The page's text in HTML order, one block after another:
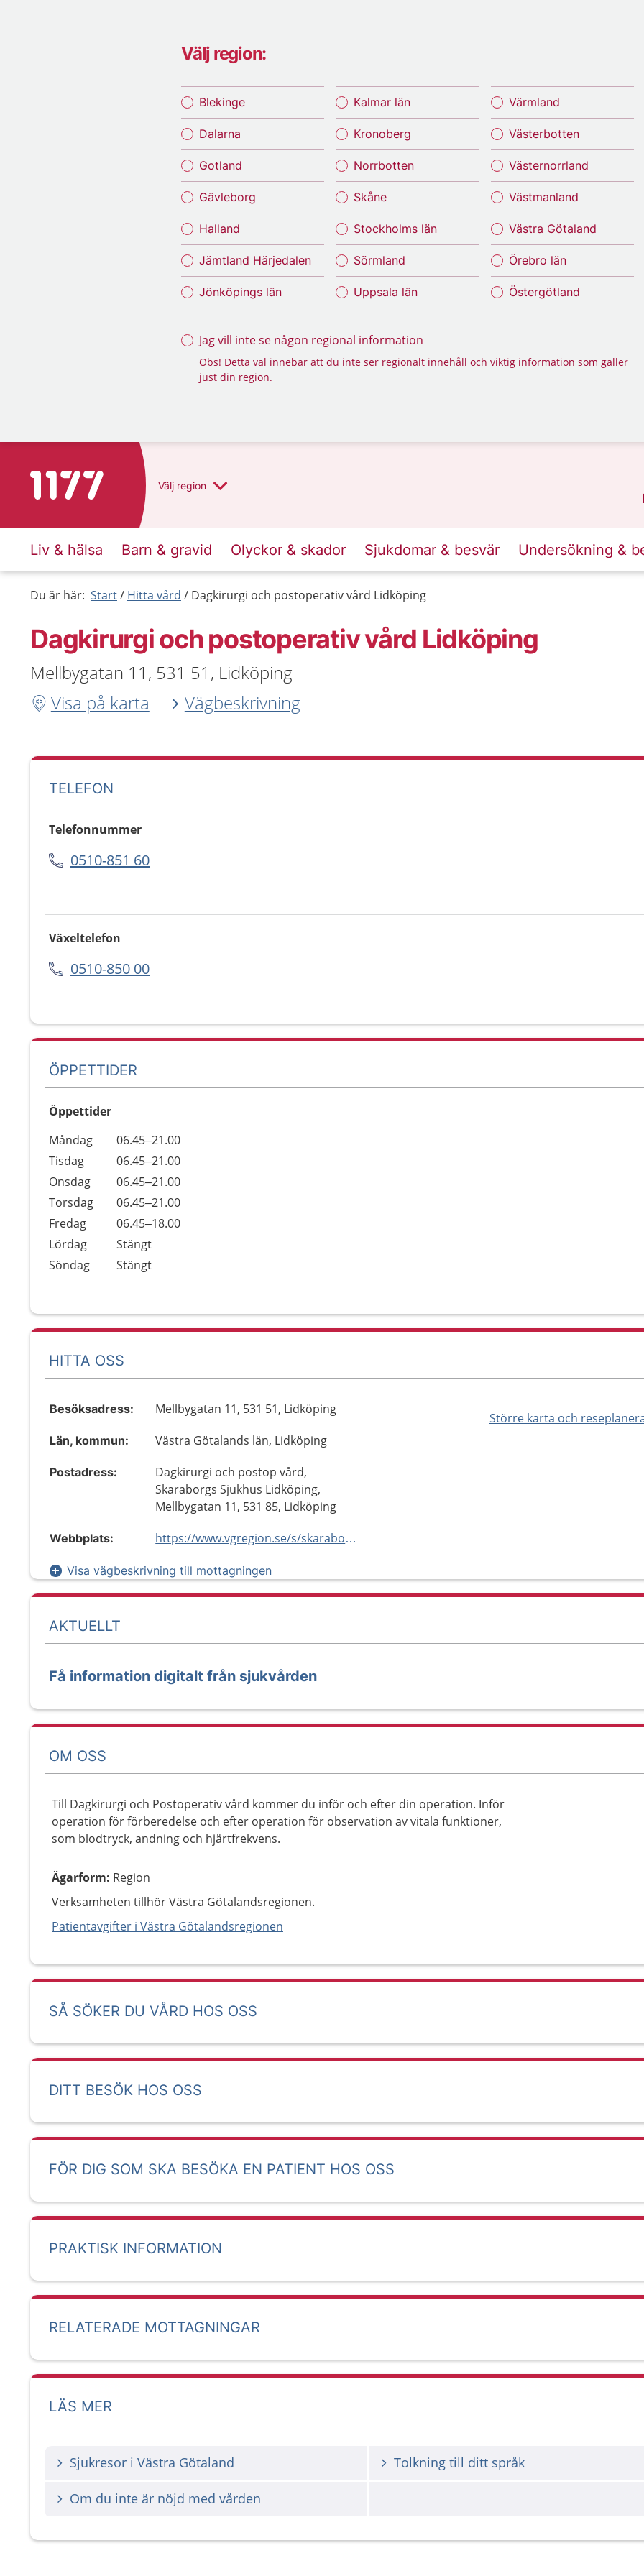
Välj region:
Blekinge
Dalarna
Gotland
Gävleborg
Halland
Jämtland Härjedalen
Jönköpings län
Kalmar län
Kronoberg
Norrbotten
Skåne
Stockholms län
Sörmland
Uppsala län
Värmland
Västerbotten
Västernorrland
Västmanland
Västra Götaland
Örebro län
Östergötland
Jag vill inte se någon regional information
Obs! Detta val innebär att du inte ser regionalt innehåll och viktig information som gäller
just din region.
Till startsidan för 1177 Välj region
Liv & hälsa Barn & gravid Olyckor & skador Sjukdomar & besvär Undersökning &
Du är här: Start Hitta vård Dagkirurgi och postoperativ vård Lidköping
Dagkirurgi och postoperativ vård Lidköping
Mellbygatan 11, 531 51, Lidköping
Visa på karta
Vägbeskrivning
TELEFON
Telefonnummer
0510-851 60
Växeltelefon
0510-850 00
ÖPPETTIDER
Öppettider
Dag
Öppettider
Kommentarer
Måndag
06.45–21.00
Tisdag
06.45–21.00
Onsdag
06.45–21.00
Torsdag
06.45–21.00
Fredag
06.45–18.00
Lördag
Stängt
Söndag
Stängt
HITTA OSS
Större karta och
Besöksadress: Mellbygatan 11, 531 51, Lidköping
Län, kommun: Västra Götalands län, Lidköping
Postadress:
Dagkirurgi och postop vård,
Skaraborgs Sjukhus Lidköping,
Mellbygatan 11, 531 85, Lidköping
Webbplats: https://www.vgregion.se/s/skaraborgs-sjukhus/
Visa vägbeskrivning till mottagningen
AKTUELLT
Få information digitalt från sjukvården
OM OSS
Till Dagkirurgi och Postoperativ vård kommer du inför och efter din operation. Inför
operation för förberedelse och efter operation för observation av vitala funktioner,
som blodtryck, andning och hjärtfrekvens.
Ägarform: Region
Verksamheten tillhör Västra Götalandsregionen.
Patientavgifter i Västra Götalandsregionen
SÅ SÖKER DU VÅRD HOS OSS
DITT BESÖK HOS OSS
FÖR DIG SOM SKA BESÖKA EN PATIENT HOS OSS
PRAKTISK INFORMATION
RELATERADE MOTTAGNINGAR
LÄS MER
Sjukresor i Västra Götaland Tolkning till ditt språk
Om du inte är nöjd med vården